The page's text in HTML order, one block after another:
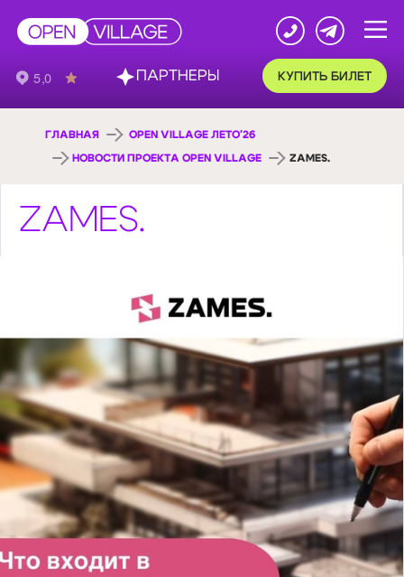
КУПИТЬ БИЛЕТ
ГЛАВНАЯ OPEN VILLAGE ЛЕТО'26
НОВОСТИ ПРОЕКТА OPEN VILLAGE ZAMES.
ZAMES.